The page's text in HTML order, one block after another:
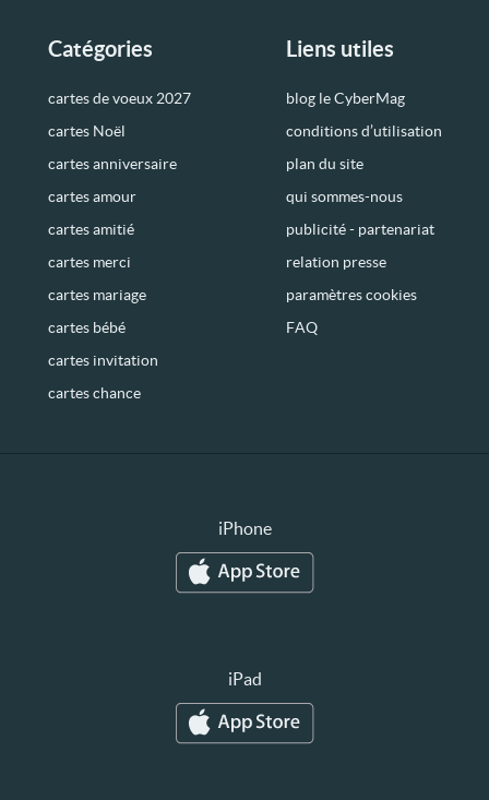
Catégories
cartes de voeux 2027
cartes Noël
cartes anniversaire
cartes amour
cartes amitié
cartes merci
cartes mariage
cartes bébé
cartes invitation
cartes chance
Liens utiles
blog le CyberMag
conditions d’utilisation
plan du site
qui sommes-nous
publicité - partenariat
relation presse
paramètres cookies
FAQ
iPhone
iPad